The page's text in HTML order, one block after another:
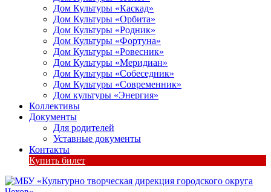
Дом Культуры «Каскад»
Дом Культуры «Орбита»
Дом Культуры «Родник»
Дом Культуры «Фортуна»
Дом Культуры «Ровесник»
Дом Культуры «Меридиан»
Дом Культуры «Собеседник»
Дом Культуры «Современник»
Дом культуры «Энергия»
Коллективы
Документы
Для родителей
Уставные документы
Контакты
Купить билет